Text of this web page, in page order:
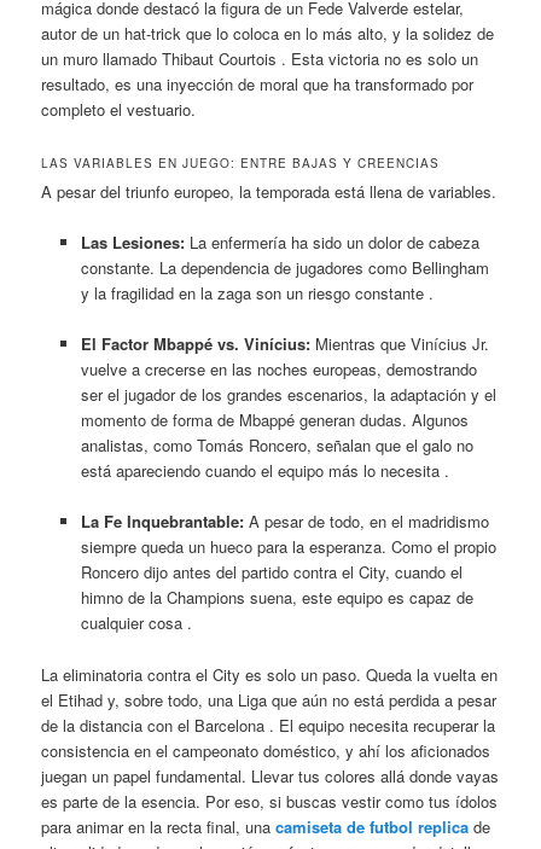
mágica donde destacó la figura de un Fede Valverde estelar,
autor de un hat-trick que lo coloca en lo más alto, y la solidez de
un muro llamado Thibaut Courtois . Esta victoria no es solo un
resultado, es una inyección de moral que ha transformado por
completo el vestuario.
LAS VARIABLES EN JUEGO: ENTRE BAJAS Y CREENCIAS
A pesar del triunfo europeo, la temporada está llena de variables.
Las Lesiones:La enfermería ha sido un dolor de cabeza
constante. La dependencia de jugadores como Bellingham
y la fragilidad en la zaga son un riesgo constante .
El Factor Mbappé vs. Vinícius:Mientras que Vinícius Jr.
vuelve a crecerse en las noches europeas, demostrando
ser el jugador de los grandes escenarios, la adaptación y el
momento de forma de Mbappé generan dudas. Algunos
analistas, como Tomás Roncero, señalan que el galo no
está apareciendo cuando el equipo más lo necesita .
La Fe Inquebrantable:A pesar de todo, en el madridismo
siempre queda un hueco para la esperanza. Como el propio
Roncero dijo antes del partido contra el City, cuando el
himno de la Champions suena, este equipo es capaz de
cualquier cosa .
La eliminatoria contra el City es solo un paso. Queda la vuelta en
el Etihad y, sobre todo, una Liga que aún no está perdida a pesar
de la distancia con el Barcelona . El equipo necesita recuperar la
consistencia en el campeonato doméstico, y ahí los aficionados
juegan un papel fundamental. Llevar tus colores allá donde vayas
es parte de la esencia. Por eso, si buscas vestir como tus ídolos
para animar en la recta final, unacamiseta de futbol replica de